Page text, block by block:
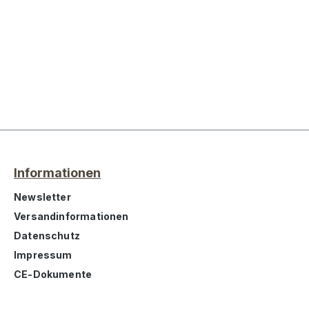
Informationen
Newsletter
Versandinformationen
Datenschutz
Impressum
CE-Dokumente